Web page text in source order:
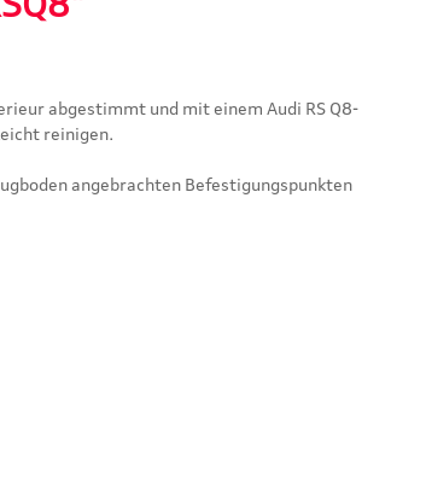
abgestimmt und mit einem Audi RS Q8-
reinigen.
angebrachten Befestigungspunkten